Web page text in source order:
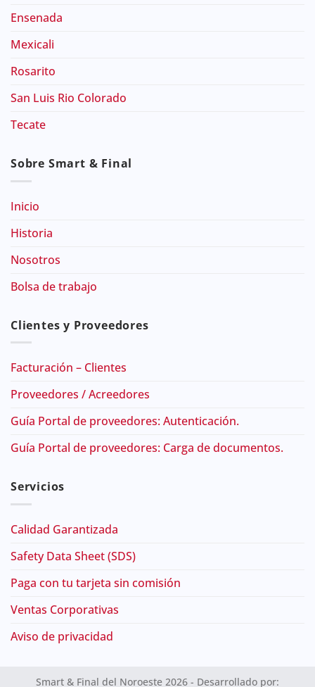
Ensenada
Mexicali
Rosarito
San Luis Rio Colorado
Tecate
Sobre Smart & Final
Inicio
Historia
Nosotros
Bolsa de trabajo
Clientes y Proveedores
Facturación – Clientes
Proveedores / Acreedores
Guía Portal de proveedores: Autenticación.
Guía Portal de proveedores: Carga de documentos.
Servicios
Calidad Garantizada
Safety Data Sheet (SDS)
Paga con tu tarjeta sin comisión
Ventas Corporativas
Aviso de privacidad
Smart & Final del Noroeste 2026 - Desarrollado por: